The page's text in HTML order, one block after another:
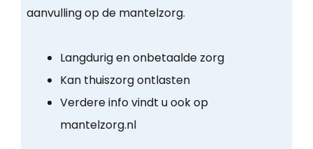
aanvulling op de mantelzorg.
Langdurig en onbetaalde zorg
Kan thuiszorg ontlasten
Verdere info vindt u ook op
mantelzorg.nl